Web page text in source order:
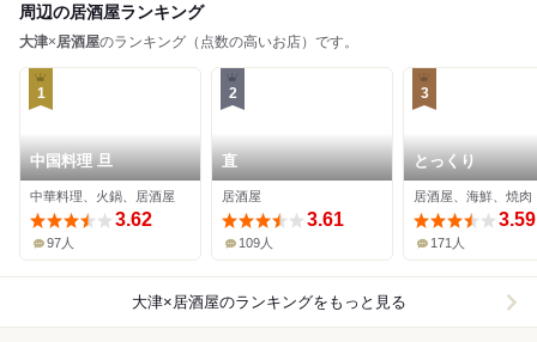
周辺の居酒屋ランキング
大津×居酒屋のランキング（点数の高いお店）です。
1
中国料理 旦
中華料理、火鍋、居酒屋
3.62
97人
2
直
居酒屋
3.61
109人
3
とっくり
居酒屋、海鮮、焼肉
3.59
171人
大津×居酒屋のランキングをもっと見る